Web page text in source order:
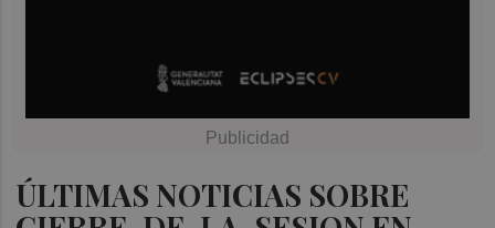
ÚLTIMAS NOTICIAS SOBRE